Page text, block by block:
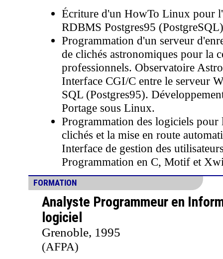
Écriture d'un HowTo Linux pour
RDBMS Postgres95
Programmation d'un serveur
de clichés astronomiques pour la
professionnels. Observatoire
Interface CGI/C entre le serveur
SQL (Postgres95).
Portage sous Linux.
Programmation des logiciels pour
clichés et la mise en route
Interface de gestion des
Programmation en C, Motif et
FORMATION
Analyste Programmeur en
logiciel
Grenoble, 1995
(AFPA)